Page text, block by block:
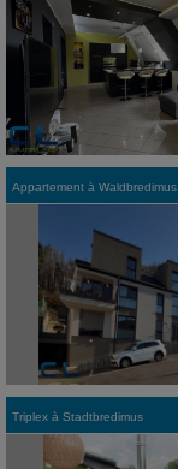
Appartement à Waldbredimus
Triplex à Stadtbredimus